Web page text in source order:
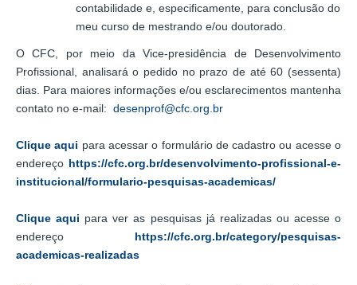
contabilidade e, especificamente, para conclusão do
meu curso de mestrando e/ou doutorado.
O CFC, por meio da Vice-presidência de Desenvolvimento
Profissional, analisará o pedido no prazo de até 60 (sessenta)
dias. Para maiores informações e/ou esclarecimentos mantenha
contato no e-mail: desenprof@cfc.org.br
Clique aqui para acessar o formulário de cadastro ou acesse o
endereço https://cfc.org.br/desenvolvimento-profissional-e-
institucional/formulario-pesquisas-academicas/
Clique aqui para ver as pesquisas já realizadas ou acesse o
endereço https://cfc.org.br/category/pesquisas-
academicas-realizadas